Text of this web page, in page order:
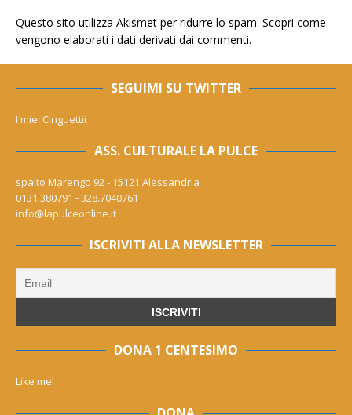
Questo sito utilizza Akismet per ridurre lo spam. Scopri come
vengono elaborati i dati derivati dai commenti.
SEGUIMI SU TWITTER
I miei Cinguettii
ASS. CULTURALE LA PULCE
spalto Marengo 92 - 15121 Alessandria
0131.380791 - 328.7040761
info@lapulceonline.it
ISCRIVITI ALLA NEWSLETTER
DONA 1 CENTESIMO
Like me!